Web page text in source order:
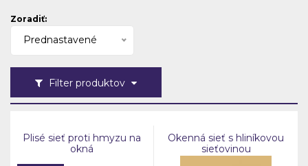
Filter produktov
Zoradiť:
Prednastavené
Plisé sieť proti hmyzu na
okná
Okenná sieť s hliníkovou
sieťovinou